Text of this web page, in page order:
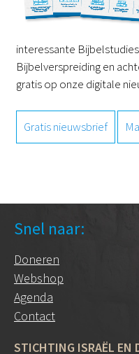
interessante
Bijbelverspreiding en
gratis op onze digitale
Gratis nieuwsbrief
Snel naar:
Doneren
Webshop
Agenda
Contact
STICHTING ISRAËL EN